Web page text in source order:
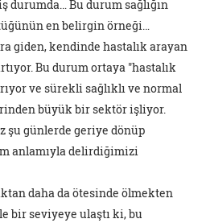
durumda… Bu durum sağlığın
en belirgin örneği…
giden, kendinde hastalık arayan
Bu durum ortaya "hastalık
ve sürekli sağlıklı ve normal
büyük bir sektör işliyor.
şu günlerde geriye dönüp
anlamıyla delirdiğimizi
daha da ötesinde ölmekten
bir seviyeye ulaştı ki, bu